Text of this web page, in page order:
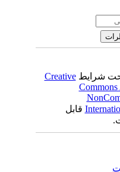
شرایطCreative
قابل